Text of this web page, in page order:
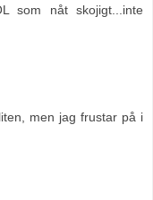
som nåt skojigt...inte
men jag frustar på i